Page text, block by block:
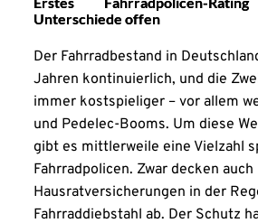
Unterschiede offen
Der Fahrradbestand in
Jahren kontinuierlich, und die
immer kostspieliger – vor allem
und Pedelec-Booms. Um diese
gibt es mittlerweile eine Vielzahl
Fahrradpolicen. Zwar decken auch
Hausratversicherungen in der
Fahrraddiebstahl ab. Der Schutz